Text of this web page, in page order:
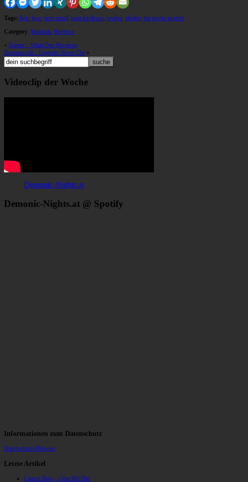
Tags: llnn, loss, post metal, post-hardcore, review, sludge, the psyke project
Category: Magazin, Reviews
« Sumac – What One Becomes
Hammercult – Legends Never Die »
Videoclip der Woche
Demonic-Nights.at
Demonic-Nights.at @ Spotify
Informationen zum Datenschutz
Datenschutz-Hinweis
Letzte Artikel
Cancer Bats – Give Me Dirt